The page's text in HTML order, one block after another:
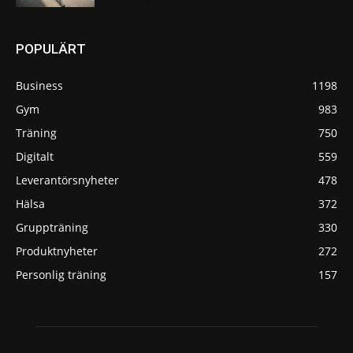
POPULÄRT
Business
1198
Gym
983
Träning
750
Digitalt
559
Leverantörsnyheter
478
Hälsa
372
Gruppträning
330
Produktnyheter
272
Personlig träning
157